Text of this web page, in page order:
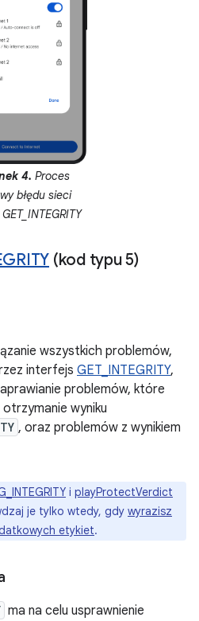
4. Proces
błędu sieci
(kod typu 5)
wszystkich problemów,
interfejs GET_INTEGRITY,
problemów, które
wyniku
, oraz problemów z wynikiem
i playProtectVerdict
je tylko wtedy, gdy wyrazisz
etykiet.
ma na celu usprawnienie